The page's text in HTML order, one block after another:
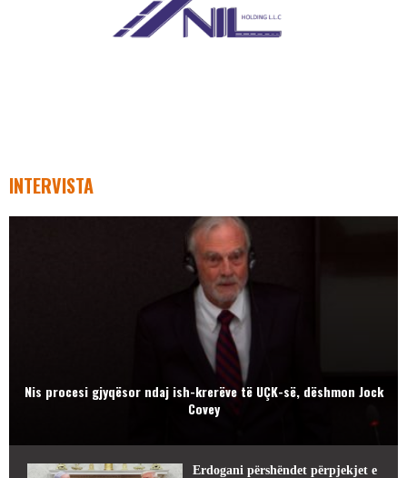
INTERVISTA
Nis procesi gjyqësor ndaj ish-krerëve të UÇK-së, dëshmon Jock
Covey
Erdogani përshëndet përpjekjet e